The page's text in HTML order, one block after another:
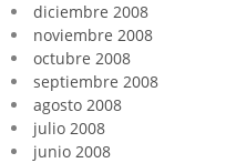
diciembre 2008
noviembre 2008
octubre 2008
septiembre 2008
agosto 2008
julio 2008
junio 2008